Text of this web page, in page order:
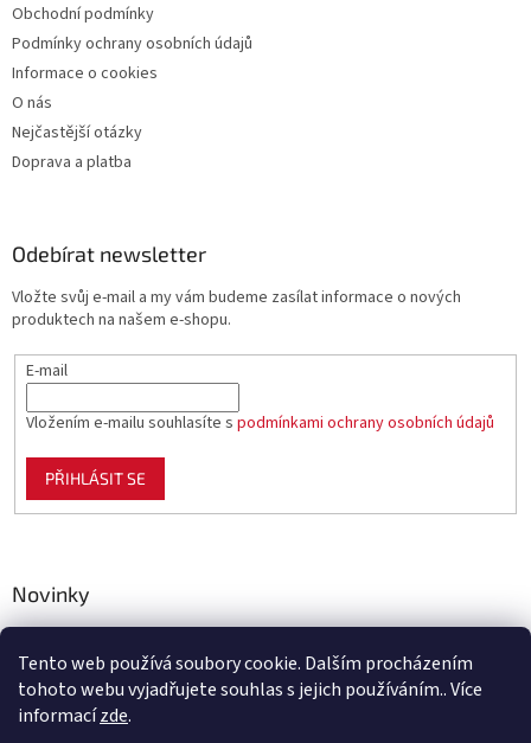
Tento web používá soubory cookie. Dalším procházením
tohoto webu vyjadřujete souhlas s jejich používáním.. Více
informacízde.
Obchodní podmínky
Podmínky ochrany osobních údajů
Informace o cookies
O nás
Nejčastější otázky
Doprava a platba
Odebírat newsletter
Vložte svůj e-mail a my vám budeme zasílat informace o nových
produktech na našem e-shopu.
E-mail
Vložením e-mailu souhlasíte s podmínkami ochrany osobních údajů
PŘIHLÁSIT SE
Novinky
zahradu, chov i domácnost